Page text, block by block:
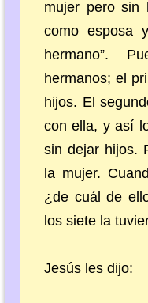
mujer pero sin
como esposa
hermano”.
hermanos; el
hijos. El
con ella, y así
sin dejar hijos.
la mujer.
¿de cuál de
los siete la
Jesús les dijo: